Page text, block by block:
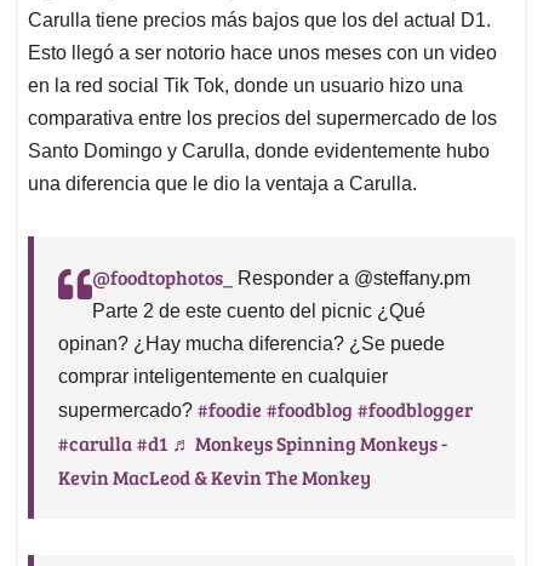
Carulla tiene precios más bajos que los del actual D1.
Esto llegó a ser notorio hace unos meses con un video
en la red social Tik Tok, donde un usuario hizo una
comparativa entre los precios del supermercado de los
Santo Domingo y Carulla, donde evidentemente hubo
una diferencia que le dio la ventaja a Carulla.
@foodtophotos_
Responder a @steffany.pm
Parte 2 de este cuento del picnic ¿Qué
opinan? ¿Hay mucha diferencia? ¿Se puede
comprar inteligentemente en cualquier
supermercado? #foodie #foodblog #foodblogger
#carulla#d1 ♬ Monkeys Spinning Monkeys -
Kevin MacLeod & Kevin The Monkey